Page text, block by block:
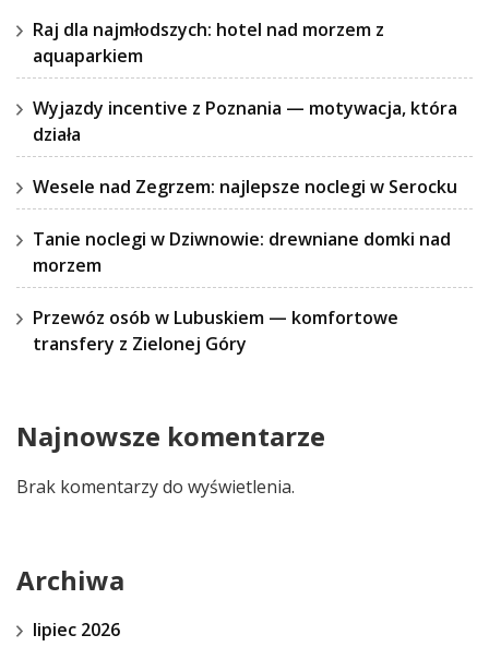
Raj dla najmłodszych: hotel nad morzem z
aquaparkiem
Wyjazdy incentive z Poznania — motywacja, która
działa
Wesele nad Zegrzem: najlepsze noclegi w Serocku
Tanie noclegi w Dziwnowie: drewniane domki nad
morzem
Przewóz osób w Lubuskiem — komfortowe
transfery z Zielonej Góry
Najnowsze komentarze
Brak komentarzy do wyświetlenia.
Archiwa
lipiec 2026